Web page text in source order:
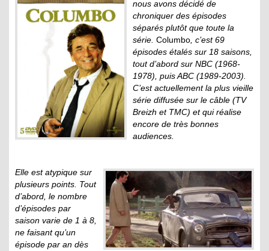
nous avons décidé de
chroniquer des épisodes
séparés plutôt que toute la
série. Columbo , c’est 69
épisodes étalés sur 18 saisons,
tout d’abord sur NBC (1968-
1978), puis ABC (1989-2003).
C’est actuellement la plus vieille
série diffusée sur le câble (TV
Breizh et TMC) et qui réalise
encore de très bonnes
audiences.
Elle est atypique sur
plusieurs points. Tout
d’abord, le nombre
d’épisodes par
saison varie de 1 à 8,
ne faisant qu’un
épisode par an dès